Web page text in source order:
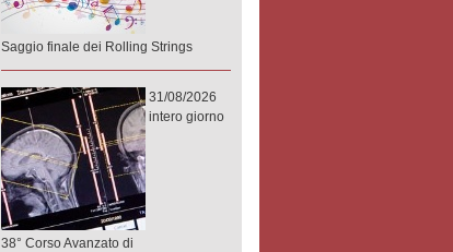
Saggio finale dei Rolling Strings
31/08/2026
intero giorno
38° Corso Avanzato di